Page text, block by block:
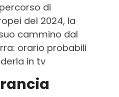
di
del 2024, la
cammino dal
orario probabili
in tv